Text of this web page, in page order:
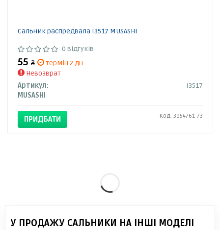
Сальник распредвала I3517 MUSASHI
0 відгуків
55 ₴
термін 2 дн.
Невозврат
Артикул:
I3517
MUSASHI
ПРИДБАТИ Код: 3954761-73
У ПРОДАЖУ САЛЬНИКИ НА ІНШІ МОДЕЛІ